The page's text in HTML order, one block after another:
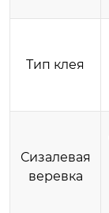
Тип клея
Сизалевая
веревка